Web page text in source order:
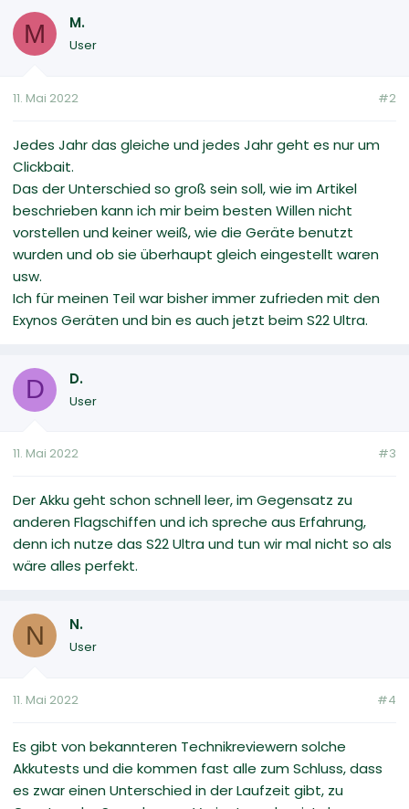
M M.
User
11. Mai 2022 #2
Jedes Jahr das gleiche und jedes Jahr geht es nur um
Clickbait.
Das der Unterschied so groß sein soll, wie im Artikel
beschrieben kann ich mir beim besten Willen nicht
vorstellen und keiner weiß, wie die Geräte benutzt
wurden und ob sie überhaupt gleich eingestellt waren
usw.
Ich für meinen Teil war bisher immer zufrieden mit den
Exynos Geräten und bin es auch jetzt beim S22 Ultra.
D D.
User
11. Mai 2022 #3
Der Akku geht schon schnell leer, im Gegensatz zu
anderen Flagschiffen und ich spreche aus Erfahrung,
denn ich nutze das S22 Ultra und tun wir mal nicht so als
wäre alles perfekt.
N N.
User
11. Mai 2022 #4
Es gibt von bekannteren Technikreviewern solche
Akkutests und die kommen fast alle zum Schluss, dass
es zwar einen Unterschied in der Laufzeit gibt, zu